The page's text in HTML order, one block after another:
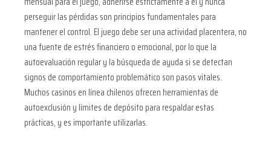
perseguir las pérdidas son principios fundamentales para
mantener el control. El juego debe ser una actividad placentera, no
una fuente de estrés financiero o emocional, por lo que la
autoevaluación regular y la búsqueda de ayuda si se detectan
signos de comportamiento problemático son pasos vitales.
Muchos casinos en línea chilenos ofrecen herramientas de
autoexclusión y límites de depósito para respaldar estas
prácticas, y es importante utilizarlas.